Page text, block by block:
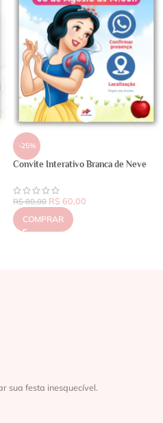
-25%
Convite Interativo Branca de Neve
R$80,00 R$ 60,00
COMPRAR
sua festa inesquecível.